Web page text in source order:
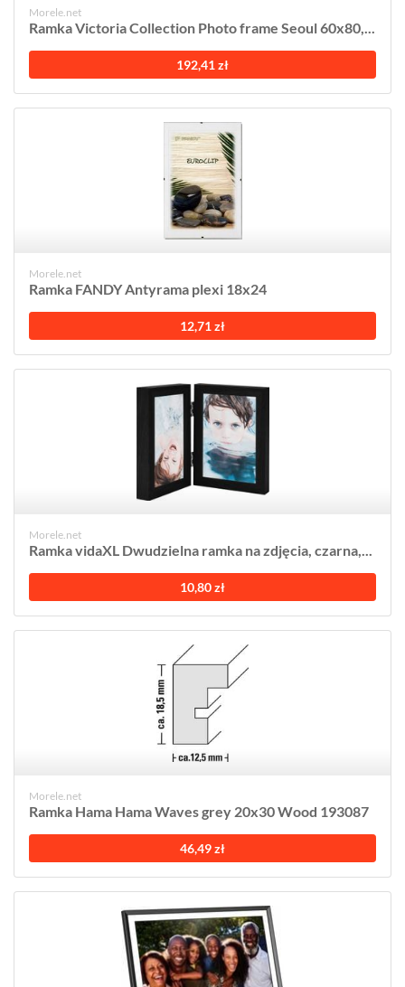
Morele.net
Ramka Victoria Collection Photo frame Seoul 60x80,...
192,41 zł
Morele.net
Ramka FANDY Antyrama plexi 18x24
12,71 zł
Morele.net
Ramka vidaXL Dwudzielna ramka na zdjęcia, czarna,...
10,80 zł
Morele.net
Ramka Hama Hama Waves grey 20x30 Wood 193087
46,49 zł